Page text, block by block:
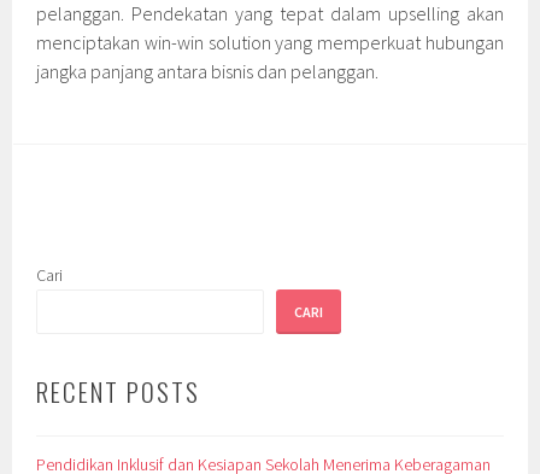
pelanggan. Pendekatan yang tepat dalam upselling akan
menciptakan win-win solution yang memperkuat hubungan
jangka panjang antara bisnis dan pelanggan.
Cari
CARI
RECENT POSTS
Pendidikan Inklusif dan Kesiapan Sekolah Menerima Keberagaman